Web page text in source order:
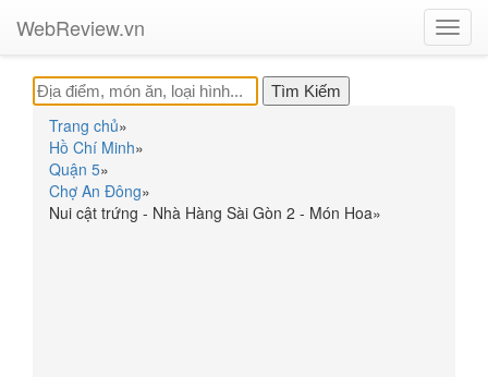
WebReview.vn
Trang chủ»
Hồ Chí Minh»
Quận 5»
Chợ An Đông»
Nui cật trứng - Nhà Hàng Sài Gòn 2 - Món Hoa»